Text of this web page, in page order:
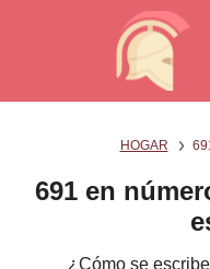
HOGAR
691 en
¿Cómo se